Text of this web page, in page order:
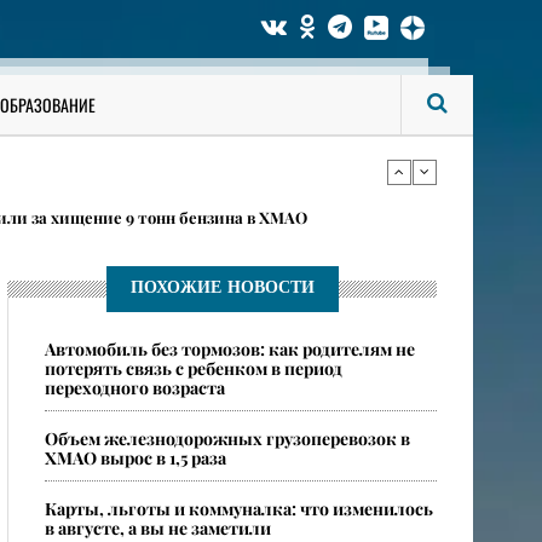
ОБРАЗОВАНИЕ
наживаются на школьниках ХМАО, и что за это
эпицентром масштабной стройки
за хищение 9 тонн бензина в ХМАО
наживаются на школьниках ХМАО, и что за это
эпицентром масштабной стройки
ПОХОЖИЕ НОВОСТИ
​Автомобиль без тормозов: как родителям не
потерять связь с ребенком в период
переходного возраста
​Объем железнодорожных грузоперевозок в
ХМАО вырос в 1,5 раза
Карты, льготы и коммуналка: что изменилось
в августе, а вы не заметили